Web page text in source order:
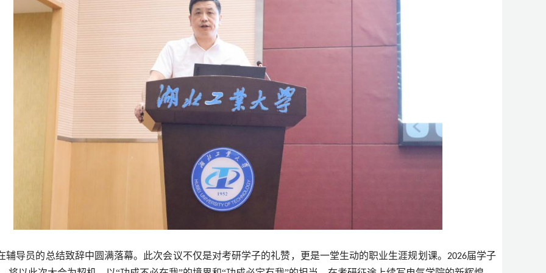
辅导员的总结致辞中圆满落幕。此次会议不仅是对考研学子的礼赞，更是一堂生动的职业生涯规划课。 2026届学子